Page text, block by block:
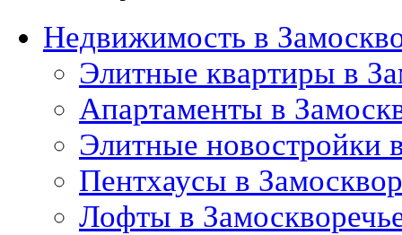
Недвижимость в
Элитные квартиры в
Апартаменты в
Элитные новостройки
Пентхаусы в
Лофты в